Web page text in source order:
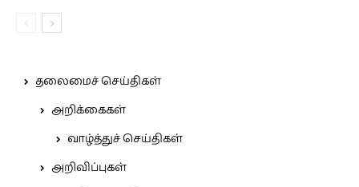
தலைமைச் செய்திகள்
அறிக்கைகள்
வாழ்த்துச் செய்திகள்
அறிவிப்புகள்